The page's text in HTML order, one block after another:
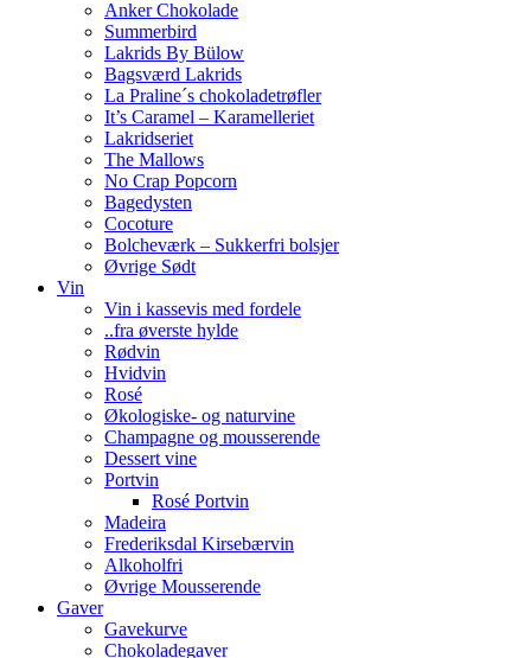
Anker Chokolade
Summerbird
Lakrids By Bülow
Bagsværd Lakrids
La Praline´s chokoladetrøfler
It’s Caramel – Karamelleriet
Lakridseriet
The Mallows
No Crap Popcorn
Bagedysten
Cocoture
Bolcheværk – Sukkerfri bolsjer
Øvrige Sødt
Vin
Vin i kassevis med fordele
..fra øverste hylde
Rødvin
Hvidvin
Rosé
Økologiske- og naturvine
Champagne og mousserende
Dessert vine
Portvin
Rosé Portvin
Madeira
Frederiksdal Kirsebærvin
Alkoholfri
Øvrige Mousserende
Gaver
Gavekurve
Chokoladegaver